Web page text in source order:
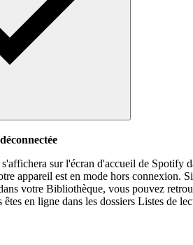
sur l'écran d'accueil de Spotify
appareil est en mode hors connexion.
votre Bibliothèque, vous pouvez
en ligne dans les dossiers Listes de